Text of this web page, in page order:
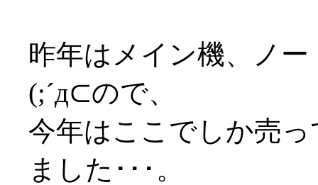
昨年はメイン機、ノ
(;´д⊂ので、
今年はここでしか売
ました･･･。